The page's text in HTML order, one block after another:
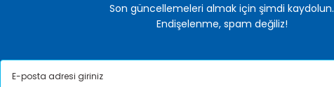
Son güncellemeleri almak için şimdi kaydolun.
Endişelenme, spam değiliz!